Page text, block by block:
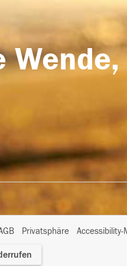
Privatsphäre
I